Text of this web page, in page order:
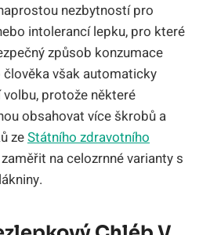
nezbytností pro
intolerancí lepku, pro které
způsob konzumace
člověka však automaticky
protože některé
obsahovat více škrobů a
zeStátního zdravotního
na celozrnné varianty s